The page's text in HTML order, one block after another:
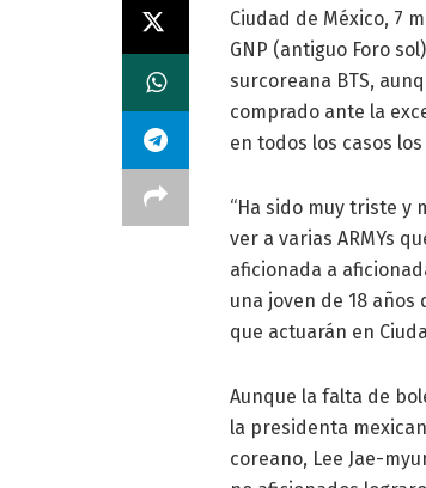
Ciudad de México, 7
GNP (antiguo Foro
surcoreana BTS,
comprado ante la
en todos los casos
“Ha sido muy triste y
ver a varias ARMYs
aficionada a
una joven de 18
que actuarán en
Aunque la falta de
la presidenta
coreano, Lee Jae-